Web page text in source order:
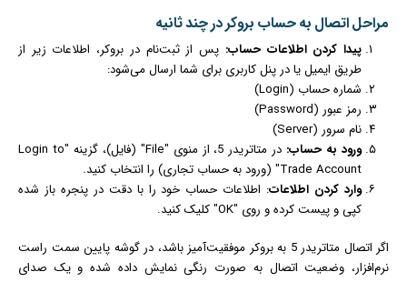
مراحل اتصال به حساب بروکر در چند ثانیه
پیدا کردن اطلاعات حساب: پس از ثبت‌نام در بروکر، اطلاعات زیر از
طریق ایمیلیا در پنل کاربری برای شما ارسال می‌شود:
شماره حساب (Login)
رمز عبور (Password)
نام سرور (Server)
ورود به حساب:
در متاتریدر 5، از منوی "File" (فایل)، گزینه "Login to
Trade Account" (ورود به حساب تجاری) را انتخاب کنید.
وارد کردن اطلاعات: اطلاعات حساب خود را با دقت در پنجره باز شده
کپی و پیست کرده و روی "OK" کلیک کنید.
اگر اتصال متاتریدر 5 به بروکر موفقیت‌آمیز باشد، در گوشه پایین سمت راست
نرم‌افزار، وضعیت اتصال به صورت رنگی نمایش داده شده و یک صدای